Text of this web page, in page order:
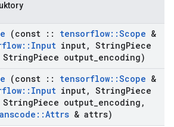
(const :: tensorflow::Scope &
:: Input input, StringPiece
StringPiece output encoding)
(const :: tensorflow::Scope &
:: Input input, StringPiece
StringPiece output encoding ,
::Attrs & attrs)